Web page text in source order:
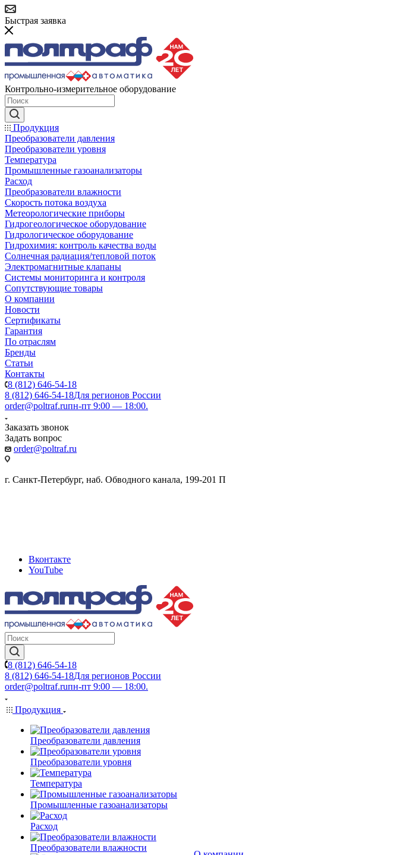
Быстрая заявка
Контрольно-измерительное оборудование
Продукция
Преобразователи давления
Преобразователи уровня
Температура
Промышленные газоанализаторы
Расход
Преобразователи влажности
Скорость потока воздуха
Метеорологические приборы
Гидрогеологическое оборудование
Гидрологическое оборудование
Гидрохимия: контроль качества воды
Солнечная радиация/тепловой поток
Электромагнитные клапаны
Системы мониторинга и контроля
Сопутствующие товары
О компании
Новости
Сертификаты
Гарантия
По отраслям
Бренды
Статьи
Контакты
8 (812) 646-54-18
8 (812) 646-54-18Для регионов России
order@poltraf.ruпн-пт 9:00 — 18:00.
Заказать звонок
Задать вопрос
order@poltraf.ru
г. Санкт-Петербург, наб. Обводного канала, 199-201 П
Вконтакте
YouTube
8 (812) 646-54-18
8 (812) 646-54-18Для регионов России
order@poltraf.ruпн-пт 9:00 — 18:00.
Продукция
Преобразователи давления
Преобразователи уровня
Температура
Промышленные газоанализаторы
Расход
Преобразователи влажности